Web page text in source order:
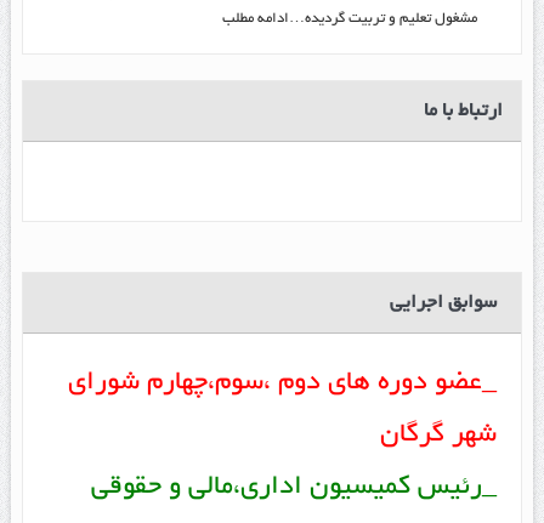
مشغول تعلیم و تربیت گرديده…ادامه مطلب
ارتباط با ما
سوابق اجرایی
_عضو دوره های دوم ،سوم،چهارم شورای
شهر گرگان
_رئیس کمیسیون اداری،مالی و حقوقی